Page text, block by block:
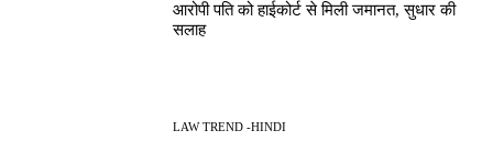
आरोपी पति को हाईकोर्ट से मिली जमानत, सुधार की
सलाह
LAW TREND -HINDI